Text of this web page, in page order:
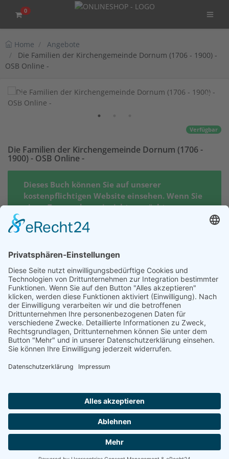
0
Home
Angebote
Die Familien der Kirchengemeinde Dornum (1706 - 1900) -
OSB Online -
Verfügbar
Die Familien der Kirchengemeinde Dornum (1706 -
1900) - OSB Online -
Dieses Buch können Sie auf unserer
kostenpflichtigen Website einsehen. Wenn Sie
einen Zugang dazu einrichten möchten,
klicken Sie bitte auf den Button "Zugang
einrichten".
Die Familien der Kirchengemeinde Dornum (1706 - 1900) - OSB Online -
Jens Ottersberg, Aurich 2012
Ostfr. OSB 95, Dt. OSB 00.558
ISBN 978-3-934508-72-9
971 Seiten
Zugang einrichten